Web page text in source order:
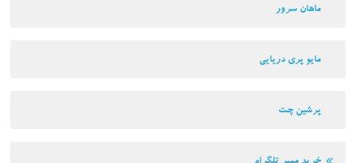
ماهان سرور
مایو پری دریایی
پرشین چت